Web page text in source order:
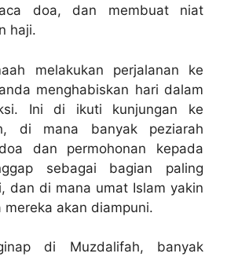
doa, dan membuat niat
haji.
melakukan perjalanan ke
menghabiskan hari dalam
Ini di ikuti kunjungan ke
di mana banyak peziarah
dan permohonan kepada
sebagai bagian paling
dan di mana umat Islam yakin
mereka akan diampuni.
di Muzdalifah, banyak